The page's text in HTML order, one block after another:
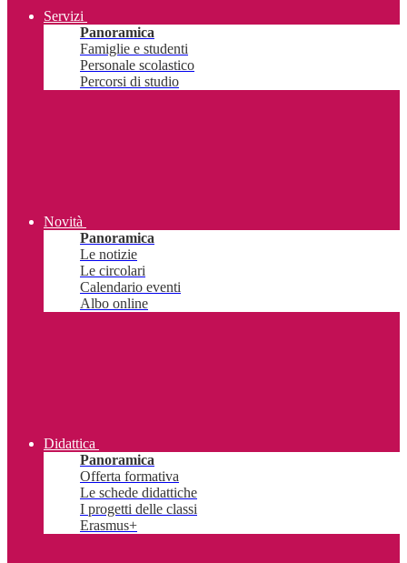
Servizi
Panoramica
Famiglie e studenti
Personale scolastico
Percorsi di studio
Novità
Panoramica
Le notizie
Le circolari
Calendario eventi
Albo online
Didattica
Panoramica
Offerta formativa
Le schede didattiche
I progetti delle classi
Erasmus+